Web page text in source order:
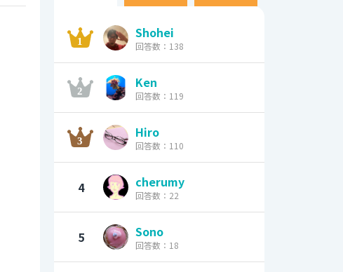
Shohei
回答数：138
Ken
回答数：119
Hiro
回答数：110
4 cherumy
回答数：22
5 Sono
回答数：18